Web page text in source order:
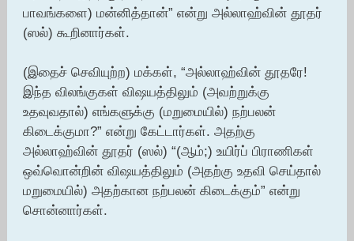
பாவங்களை) மன்னித்தான்” என்று அல்லாஹ்வின் தூதர்
(ஸல்) கூறினார்கள்.
(இதைச் செவியுற்ற) மக்கள், “அல்லாஹ்வின் தூதரே!
இந்த விலங்குகள் விஷயத்திலும் (அவற்றுக்கு
உதவுவதால்) எங்களுக்கு (மறுமையில்) நற்பலன்
கிடைக்குமா?” என்று கேட்டார்கள். அதற்கு
அல்லாஹ்வின் தூதர் (ஸல்) “(ஆம்;) உயிர்ப் பிராணிகள்
ஒவ்வொன்றின் விஷயத்திலும் (அதற்கு உதவி செய்தால்
மறுமையில்) அதற்கான நற்பலன் கிடைக்கும்” என்று
சொன்னார்கள்.